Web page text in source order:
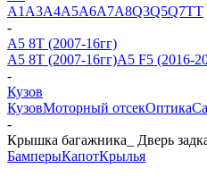
A1 A3A4A5A6A7A8Q3Q5Q7TT
-
A5 8T (2007-16гг)
A5 8T (2007-16гг)A5 F5 (2016-
-
Кузов
КузовМоторный отсекОптика
-
Крышка багажника_ Дверь
БамперыКапотКрылья